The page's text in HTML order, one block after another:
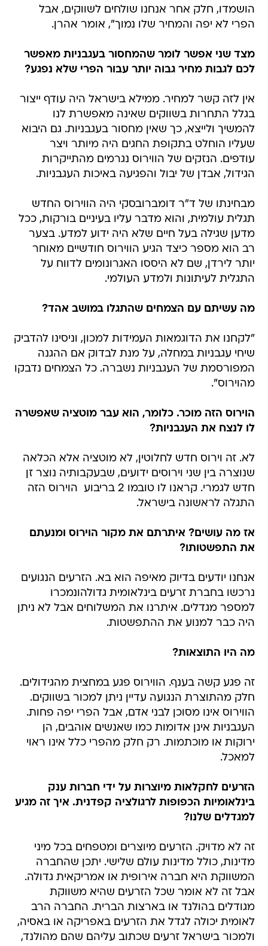
הושמדו, חלק אחר אנחנו שולחים לשווקים, אבל
הפרי לא יפה והמחיר שלו נמוך", אומר אהרן.
מצד שני אפשר לומר שהמחסור בעגבניות מאפשר
לכם לגבות מחיר גבוה יותר עבור הפרי שלא נפגע?
אין לזה קשר למחיר. ממילא בישראל היה עודף ייצור
בגלל התחרות בשווקים שאינה מאפשרת לנו
להמשיך ולייצא, כך שאין מחסור בעגבניות. גם היבוא
שעליו הוחלט בתקופת החגים היה מיותר ויצר
עודפים. הנזקים של הווירוס נגרמים מהתייקרות
הגידול, אבדן של יבול והפגיעה באיכות העגבניות.
מבחינתו של ד"ר דומברובסקי היה הווירוס החדש
תגלית עולמית, והוא מדבר עליו בעיניים בורקות, ככל
מדען שגילה בעל חיים שלא היה ידוע למדע. בצער
רב הוא מספר כיצד הגיע הווירוס חודשיים מאוחר
יותר לירדן, שם לא היססו האגרונומים לדווח על
התגלית לעיתונות ולמדע העולמי.
מה עשיתם עם הצמחים שהתגלו במושב אהד?
"לקחנו את הדוגמאות העמידות למכון, וניסינו להדביק
שיחי עגבניות במחלה, על מנת לבדוק אם ההגנה
המפורסמת של העגבניות נשברה. כל הצמחים נדבקו
מהוירוס".
הוירוס הזה מוכר. כלומר, הוא עבר מוטציה שאפשרה
לו לנצח את העגבניות?
לא. זה וירוס חדש לחלוטין, לא מוטציה אלא הכלאה
שנוצרה בין שני וירוסים ידועים, שבעקבותיה נוצר זן
חדש לגמרי. קראנו לו טובמו 2 בריבוע  הוירוס הזה
התגלה לראשונה בישראל.
אז מה עושים? איתרתם את מקור הוירוס ומנעתם
את התפשטותו?
אנחנו יודעים בדיוק מאיפה הוא בא. הזרעים הנגועים
נרכשו בחברת זרעים בינלאומית גדולהונמכרו
למספר מגדלים. איתרנו את המשלוחים אבל לא ניתן
היה כבר למנוע את ההתפשטות.
מה היו התוצאות?
זה פגע קשה בענף. הווירוס פגע במחצית מהגידולים.
חלק מהתוצרת הנגועה עדיין ניתן למכור בשווקים.
הווירוס אינו מסוכן לבני אדם, אבל הפרי יפה פחות.
העגבניות אינן אדומות כמו שאנשים אוהבים, הן
ירוקות או מוכתמות. רק חלק מהפרי כלל אינו ראוי
למאכל.
הזרעים לחקלאות מיוצרות על ידי חברות ענק
בינלאומיות הכפופות לרגולציה קפדנית. איך זה מגיע
למגדלים שלנו?
זה לא מדויק. הזרעים מיוצרים ומטפחים בכל מיני
מדינות, כולל מדינות עולם שלישי. יתכן שהחברה
המשווקת היא חברה אירופית או אמריקאית גדולה.
אבל זה לא אומר שכל הזרעים שהיא משווקת
מגודלים בהולנד או בארצות הברית. החברה הרב
לאומית יכולה לגדל את הזרעים באפריקה או באסיה,
ולמכור בישראל זרעים שכתוב עליהם שהם מהולנד,